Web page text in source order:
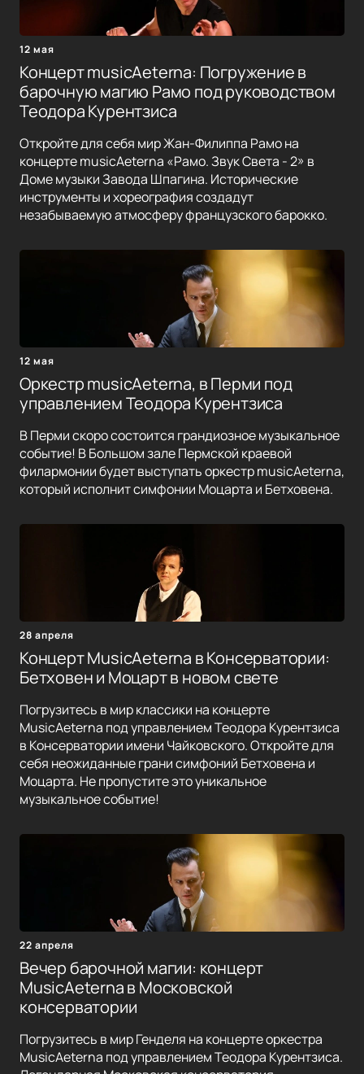
12 мая
Концерт musicAeterna: Погружение в
барочную магию Рамо под руководством
Теодора Курентзиса
Откройте для себя мир Жан-Филиппа Рамо на
концерте musicAeterna «Рамо. Звук Света - 2» в
Доме музыки Завода Шпагина. Исторические
инструменты и хореография создадут
незабываемую атмосферу французского барокко.
12 мая
Оркестр musicAeterna, в Перми под
управлением Теодора Курентзиса
В Перми скоро состоится грандиозное музыкальное
событие! В Большом зале Пермской краевой
филармонии будет выступать оркестр musicAeterna,
который исполнит симфонии Моцарта и Бетховена.
28 апреля
Концерт MusicAeterna в Консерватории:
Бетховен и Моцарт в новом свете
Погрузитесь в мир классики на концерте
MusicAeterna под управлением Теодора Курентзиса
в Консерватории имени Чайковского. Откройте для
себя неожиданные грани симфоний Бетховена и
Моцарта. Не пропустите это уникальное
музыкальное событие!
22 апреля
Вечер барочной магии: концерт
MusicAeterna в Московской
консерватории
Погрузитесь в мир Генделя на концерте оркестра
MusicAeterna под управлением Теодора Курентзиса.